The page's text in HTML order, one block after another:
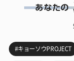
#キョーソウPROJECT